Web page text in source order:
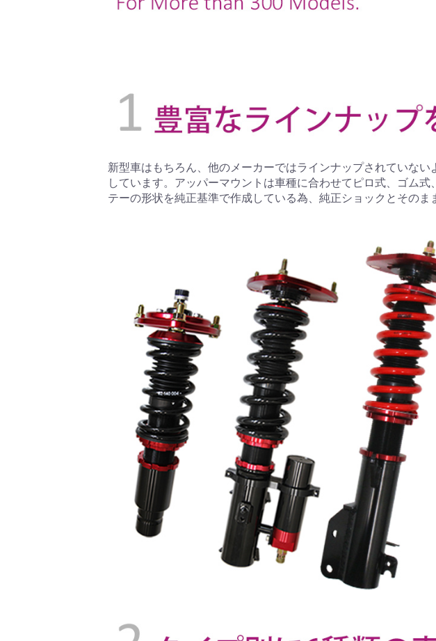
新型車はもちろん、他のメーカーではラインナップされていな
しています。アッパーマウントは車種に合わせてピロ式、ゴム
テーの形状を純正基準で作成している為、純正ショックとそのま